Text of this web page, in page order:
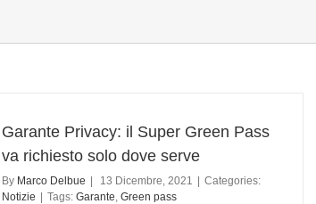
Garante Privacy: il Super Green Pass
va richiesto solo dove serve
By Marco Delbue 13 Dicembre, 2021
Categories:
Notizie
Tags: Garante, Green pass